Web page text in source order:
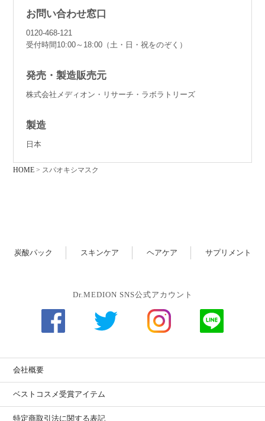
お問い合わせ窓口
0120-468-121
受付時間10:00～18:00（土・日・祝をのぞく）
発売・製造販売元
株式会社メディオン・リサーチ・ラボラトリーズ
製造
日本
HOME スパオキシマスク
炭酸パック スキンケア ヘアケア サプリメント
Dr.MEDION SNS公式アカウント
会社概要
ベストコスメ受賞アイテム
特定商取引法に関する表記